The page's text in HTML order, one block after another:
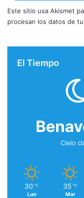
Este sitio usa Akismet
procesan los datos de
El Tiempo
Cielo
30 ℃
Lun
35 ℃
Mar